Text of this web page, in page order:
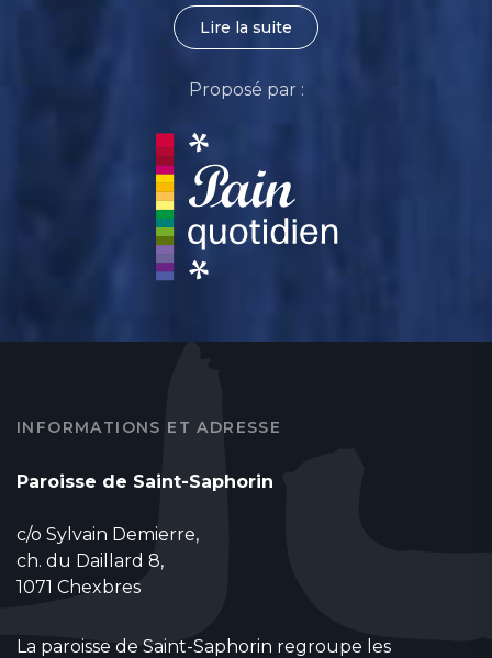
Lire la suite
Proposé par :
INFORMATIONS ET ADRESSE
Paroisse de Saint-Saphorin
c/o Sylvain Demierre,
ch. du Daillard 8,
1071 Chexbres
La paroisse de Saint-Saphorin regroupe les